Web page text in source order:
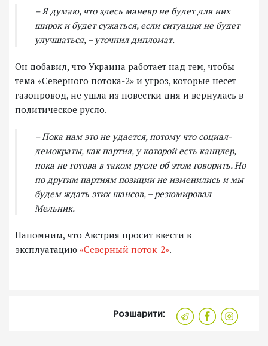
– Я думаю, что здесь маневр не будет для них
широк и будет сужаться, если ситуация не будет
улучшаться, – уточнил дипломат.
Он добавил, что Украина работает над тем, чтобы
тема «Северного потока-2» и угроз, которые несет
газопровод, не ушла из повестки дня и вернулась в
политическое русло.
– Пока нам это не удается, потому что социал-
демократы, как партия, у которой есть канцлер,
пока не готова в таком русле об этом говорить. Но
по другим партиям позиции не изменились и мы
будем ждать этих шансов, – резюмировал
Мельник.
Напомним, что Австрия просит ввести в
эксплуатацию «Северный поток-2».
Розшарити: